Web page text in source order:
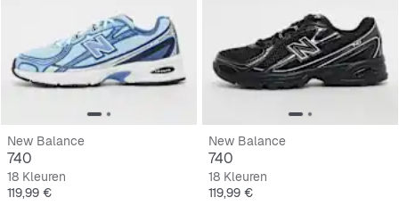
New Balance
740
18 Kleuren
Prijs
119,99 €
New Balance
740
18 Kleuren
Prijs
119,99 €